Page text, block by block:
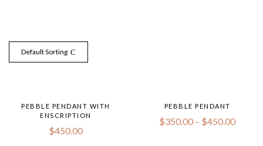
Default Sorting
PEBBLE PENDANT WITH
ENSCRIPTION
$450.00
PEBBLE PENDANT
$350.00 – $450.00